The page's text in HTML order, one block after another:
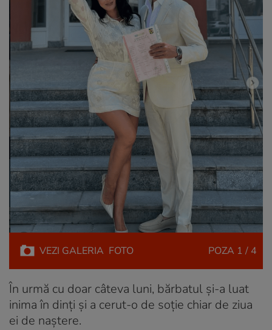
VEZI GALERIA FOTO POZA 1 / 4
În urmă cu doar câteva luni, bărbatul și-a luat
inima în dinți și a cerut-o de soție chiar de ziua
ei de naștere.